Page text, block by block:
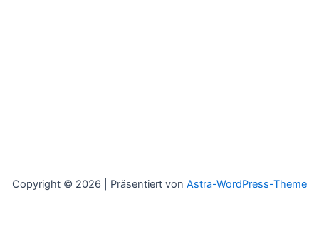
Copyright © 2026 | Präsentiert von Astra-WordPress-Theme